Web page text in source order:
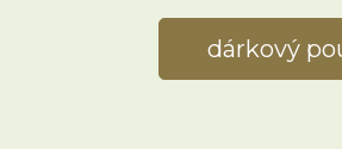
dárkový